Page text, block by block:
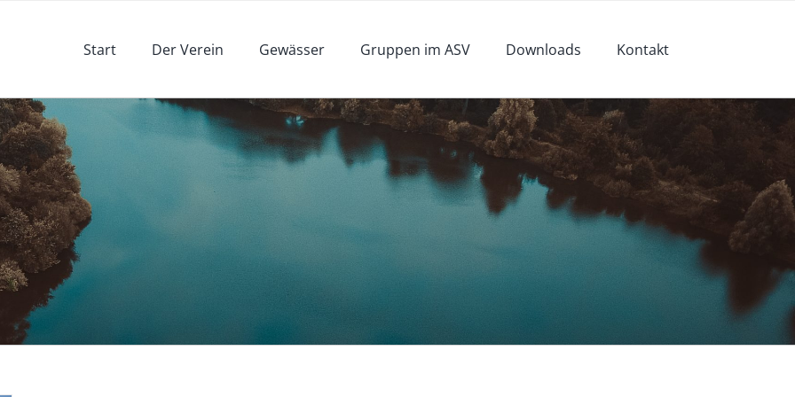
Start Der Verein Gewässer Gruppen im ASV Downloads Kontakt